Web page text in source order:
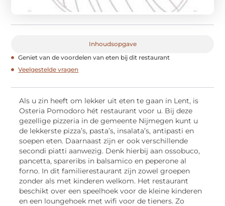
Inhoudsopgave
Geniet van de voordelen van eten bij dit restaurant
Veelgestelde vragen
Als u zin heeft om lekker uit eten te gaan in Lent, is
Osteria Pomodoro hét restaurant voor u. Bij deze
gezellige pizzeria in de gemeente Nijmegen kunt u
de lekkerste pizza’s, pasta’s, insalata’s, antipasti en
soepen eten. Daarnaast zijn er ook verschillende
secondi piatti aanwezig. Denk hierbij aan ossobuco,
pancetta, spareribs in balsamico en peperone al
forno. In dit familierestaurant zijn zowel groepen
zonder als met kinderen welkom. Het restaurant
beschikt over een speelhoek voor de kleine kinderen
en een loungehoek met wifi voor de tieners. Zo